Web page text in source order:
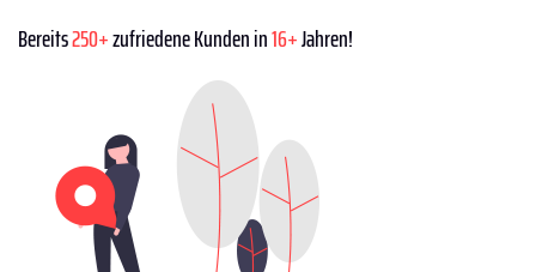
Bereits250+zufriedene Kunden in16+Jahren!